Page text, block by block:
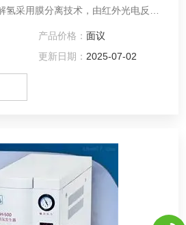
采用膜分离技术，由红外光电反馈
出压力的稳定。
产品价格： 面议
更新日期： 2025-07-02